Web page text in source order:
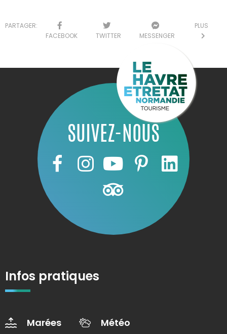
PARTAGER:
FACEBOOK
TWITTER MESSENGER
PLUS
SUIVEZ-NOUS
Infos pratiques
Marées
Météo